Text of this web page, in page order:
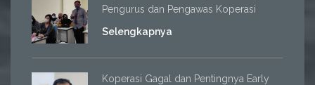
Pengurus dan Pengawas Koperasi
Selengkapnya
Koperasi Gagal dan Pentingnya Early